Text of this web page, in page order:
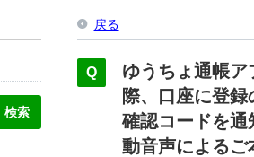
戻る
ゆうちょ通帳
際、口座に登
確認コードを通
動音声によるご